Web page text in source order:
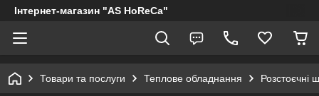
Інтернет-магазин "AS HoReCa"
Товари та послуги Теплове обладнання Розстоєчні